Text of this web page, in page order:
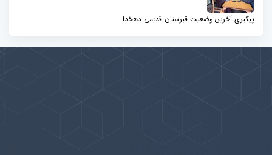
پیگیری آخرین وضعیت قبرستان قدیمی دهخدا